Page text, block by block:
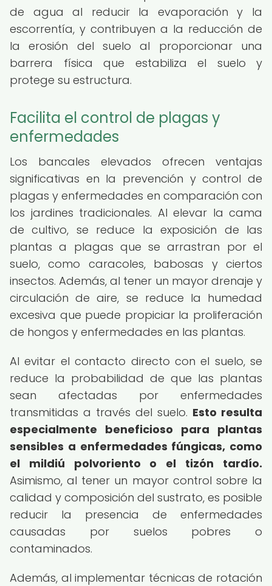
de agua al reducir la evaporación y la
escorrentía, y contribuyen a la reducción de
la erosión del suelo al proporcionar una
barrera física que estabiliza el suelo y
protege su estructura.
Facilita el control de plagas y
enfermedades
Los bancales elevados ofrecen ventajas
significativas en la prevención y control de
plagas y enfermedades en comparación con
los jardines tradicionales. Al elevar la cama
de cultivo, se reduce la exposición de las
plantas a plagas que se arrastran por el
suelo, como caracoles, babosas y ciertos
insectos. Además, al tener un mayor drenaje y
circulación de aire, se reduce la humedad
excesiva que puede propiciar la proliferación
de hongos y enfermedades en las plantas.
Al evitar el contacto directo con el suelo, se
reduce la probabilidad de que las plantas
sean afectadas por enfermedades
transmitidas a través del suelo. Esto resulta
especialmente beneficioso para plantas
sensibles a enfermedades fúngicas, como
el mildiú polvoriento o el tizón tardío.
Asimismo, al tener un mayor control sobre la
calidad y composición del sustrato, es posible
reducir la presencia de enfermedades
causadas por suelos pobres o
contaminados.
Además, al implementar técnicas de rotación